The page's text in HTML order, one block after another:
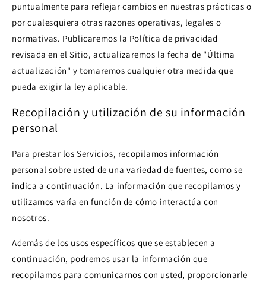
puntualmente para reflejar cambios en nuestras prácticas o
por cualesquiera otras razones operativas, legales o
normativas. Publicaremos la Política de privacidad
revisada en el Sitio, actualizaremos la fecha de "Última
actualización" y tomaremos cualquier otra medida que
pueda exigir la ley aplicable.
Recopilación y utilización de su información
personal
Para prestar los Servicios, recopilamos información
personal sobre usted de una variedad de fuentes, como se
indica a continuación. La información que recopilamos y
utilizamos varía en función de cómo interactúa con
nosotros.
Además de los usos específicos que se establecen a
continuación, podremos usar la información que
recopilamos para comunicarnos con usted, proporcionarle